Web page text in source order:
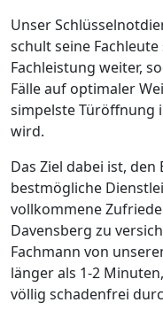
Unser
schult seine
Fachleistung weiter,
Fälle auf optimaler
simpelste Türöffnung
wird.
Das Ziel dabei ist,
bestmögliche
vollkommene
Davensberg zu
Fachmann von
länger als 1-2
völlig schadenfrei